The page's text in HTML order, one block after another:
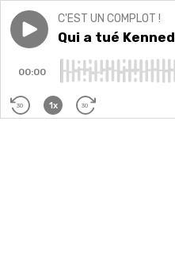
Play episodeQui a tué
C'EST UN COMPLOT !
Qui a tué
00:00
30 1x 30